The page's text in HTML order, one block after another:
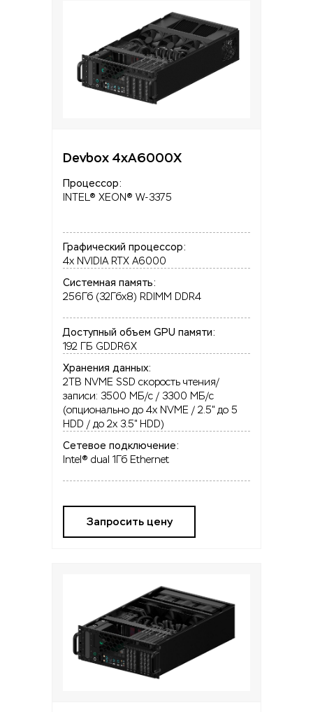
Devbox 4xA6000X
Процессор:
INTEL® XEON® W-3375
Графический процессор:
4x NVIDIA RTX A6000
Системная память:
256Гб (32Гбx8) RDIMM DDR4
Доступный объем GPU памяти:
192 ГБ GDDR6X
Хранения данных:
2TB NVME SSD скорость чтения/
записи: 3500 МБ/с / 3300 МБ/с
(опционально до 4x NVME / 2.5" до 5
HDD / до 2x 3.5" HDD)
Сетевое подключение:
Intel® dual 1Гб Ethernet
Запросить цену